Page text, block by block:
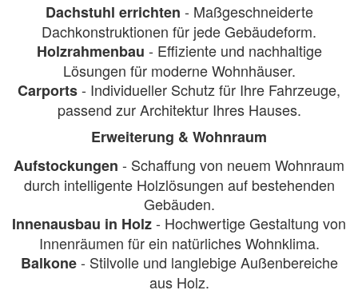
Dachstuhl errichten - Maßgeschneiderte
Dachkonstruktionen für jede Gebäudeform.
Holzrahmenbau - Effiziente und nachhaltige
Lösungen für moderne Wohnhäuser.
Carports- Individueller Schutz für Ihre Fahrzeuge,
passend zur Architektur Ihres Hauses.
Erweiterung & Wohnraum
Aufstockungen - Schaffung von neuem Wohnraum
durch intelligente Holzlösungen auf bestehenden
Gebäuden.
Innenausbau in Holz- Hochwertige Gestaltung von
Innenräumen für ein natürliches Wohnklima.
Balkone- Stilvolle und langlebige Außenbereiche
aus Holz.